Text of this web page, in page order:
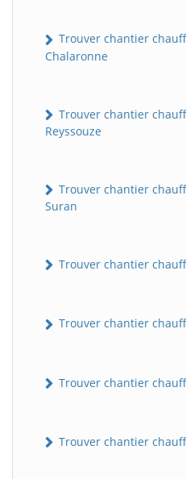
Trouver chantier
Chalaronne
Trouver chantier
Reyssouze
Trouver chantier
Suran
Trouver chantier
Trouver chantier
Trouver chantier
Trouver chantier